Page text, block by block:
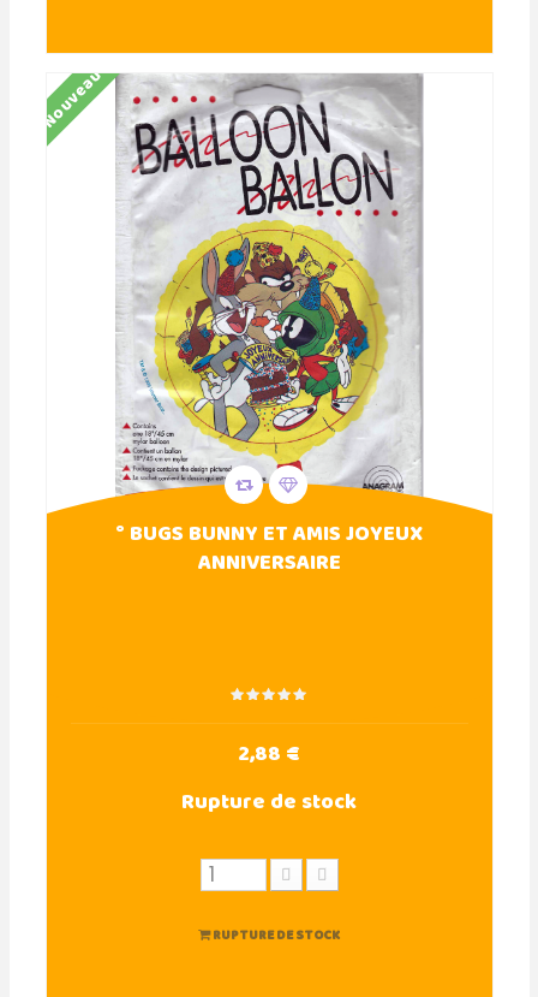
Nouveau
° BUGS BUNNY ET AMIS JOYEUX
ANNIVERSAIRE
2,88 €
Rupture de stock
RUPTURE DE STOCK